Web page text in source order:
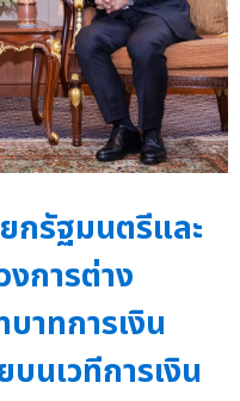
กรัฐมนตรีและ
การต่าง
าทการเงิน
นเวทีการเงิน